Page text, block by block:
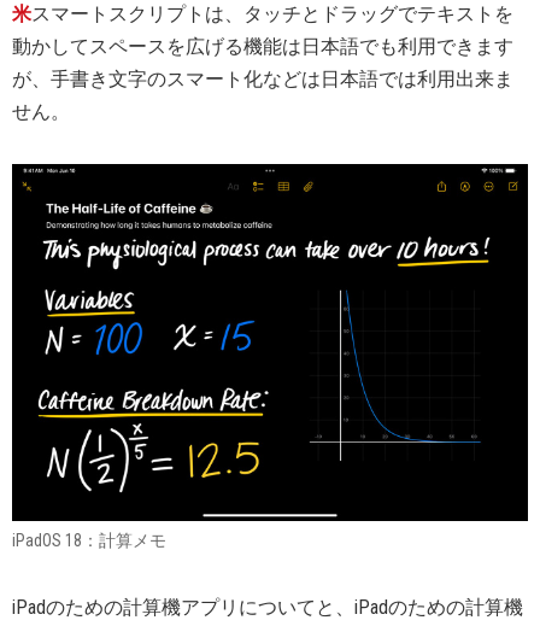
米スマートスクリプトは、タッチとドラッグでテキストを
動かしてスペースを広げる機能は日本語でも利用できます
が、手書き文字のスマート化などは日本語では利用出来ま
せん。
iPadOS 18：計算メモ
iPadのための計算機アプリについてと、iPadのための計算機